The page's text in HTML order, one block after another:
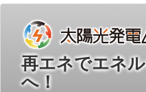
再エネでエネ
へ！